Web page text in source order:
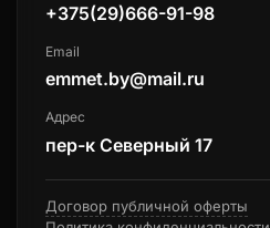
+375(29)666-91-98
Email
emmet.by@mail.ru
Адрес
пер-к Северный 17
Договор публичной оферты